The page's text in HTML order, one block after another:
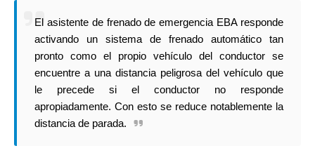
El asistente de frenado de emergencia EBA responde
activando un sistema de frenado automático tan
pronto como el propio vehículo del conductor se
encuentre a una distancia peligrosa del vehículo que
le precede si el conductor no responde
apropiadamente. Con esto se reduce notablemente la
distancia de parada.